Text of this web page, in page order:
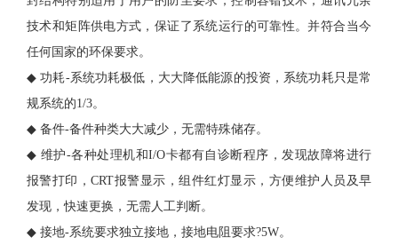
技术和矩阵供电方式，保证了系统运行的可靠性。并符合当今
任何国家的环保要求。
◆ 功耗-系统功耗极低，大大降低能源的投资，系统功耗只是常
规系统的1/3。
◆ 备件-备件种类大大减少，无需特殊储存。
◆ 维护-各种处理机和I/O卡都有自诊断程序，发现故障将进行
报警打印，CRT报警显示，组件红灯显示，方便维护人员及早
发现，快速更换，无需人工判断。
◆ 接地-系统要求独立接地，接地电阻要求?5W。